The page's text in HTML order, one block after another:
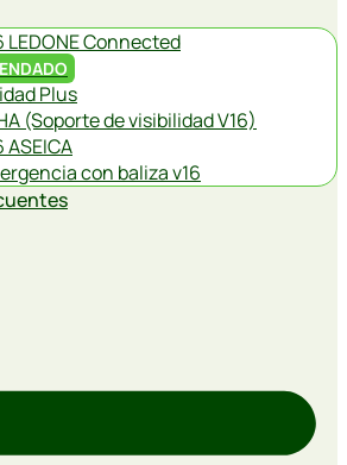
LEDONE Connected
Plus
(Soporte de visibilidad V16)
ASEICA
con baliza v16